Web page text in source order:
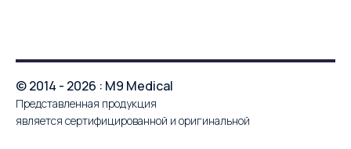
© 2014 - 2026 : M9 Medical
Представленная продукция
является сертифицированной и оригинальной